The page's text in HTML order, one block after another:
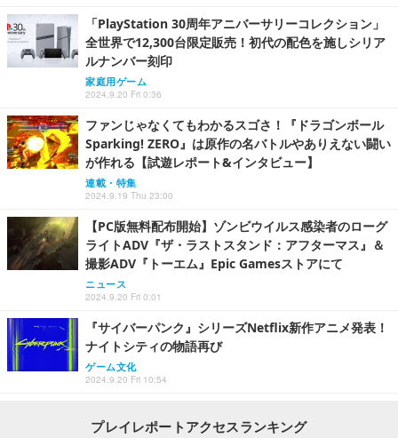
「PlayStation 30周年アニバーサリーコレクション」
全世界で12,300台限定販売！初代の配色を施しシリア
ルナンバー刻印
家庭用ゲーム
2024.9.20 Fri 0:36
ファンじゃなくてもわかるスゴさ！『ドラゴンボール
Sparking! ZERO』は原作の名バトルやありえない闘い
が作れる【試遊レポート&インタビュー】
連載・特集
2024.9.19 Thu 23:00
【PC版無料配布開始】ゾンビウイルス感染者のローグ
ライトADV『ザ・ラストスタンド：アフターマス』＆
撮影ADV『トーエム』Epic Gamesストアにて
ニュース
2024.9.20 Fri 0:01
『サイバーパンク』シリーズNetflix新作アニメ発表！
ナイトシティの物語再び
ゲーム文化
2024.9.20 Fri 10:54
プレイレポートアクセスランキング